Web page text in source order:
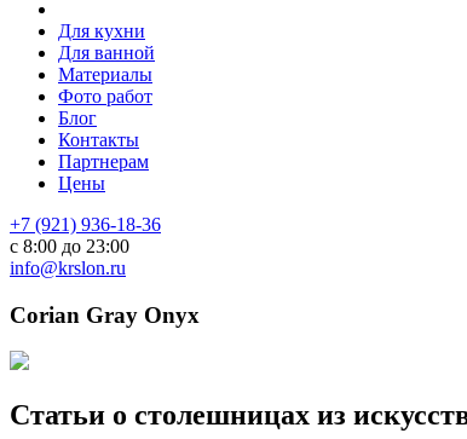
Для кухни
Для ванной
Материалы
Фото работ
Блог
Контакты
Партнерам
Цены
+7 (921) 936-18-36
с 8:00 до 23:00
info@krslon.ru
Corian Gray Onyx
Статьи о столешницах из